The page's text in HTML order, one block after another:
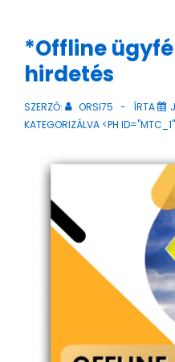
*Offline
hirdetés
SZERZŐ: ORSI75 ÍRTA
KATEGORIZÁLVA <PH